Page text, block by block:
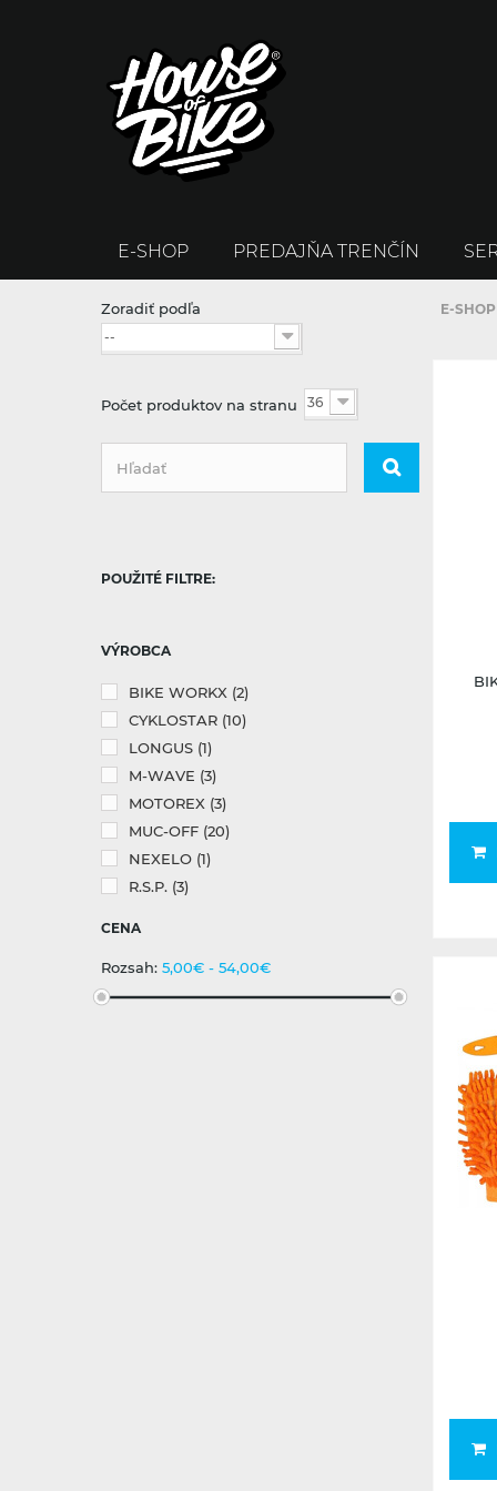
E-SHOP PREDAJŇA TRENČÍN
Zoradiť podľa
--
Počet produktov na stranu 36
POUŽITÉ FILTRE:
VÝROBCA
BIKE WORKX (2)
CYKLOSTAR (10)
LONGUS (1)
M-WAVE (3)
MOTOREX (3)
MUC-OFF (20)
NEXELO (1)
R.S.P. (3)
CENA
Rozsah: 5,00€ - 54,00€
E-SHOP